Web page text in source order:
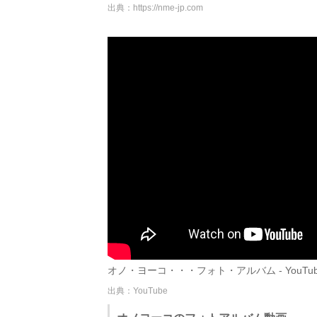
出典： https://nme-jp.com
オノ・ヨーコ・・・フォト・アルバム -
出典：YouTube